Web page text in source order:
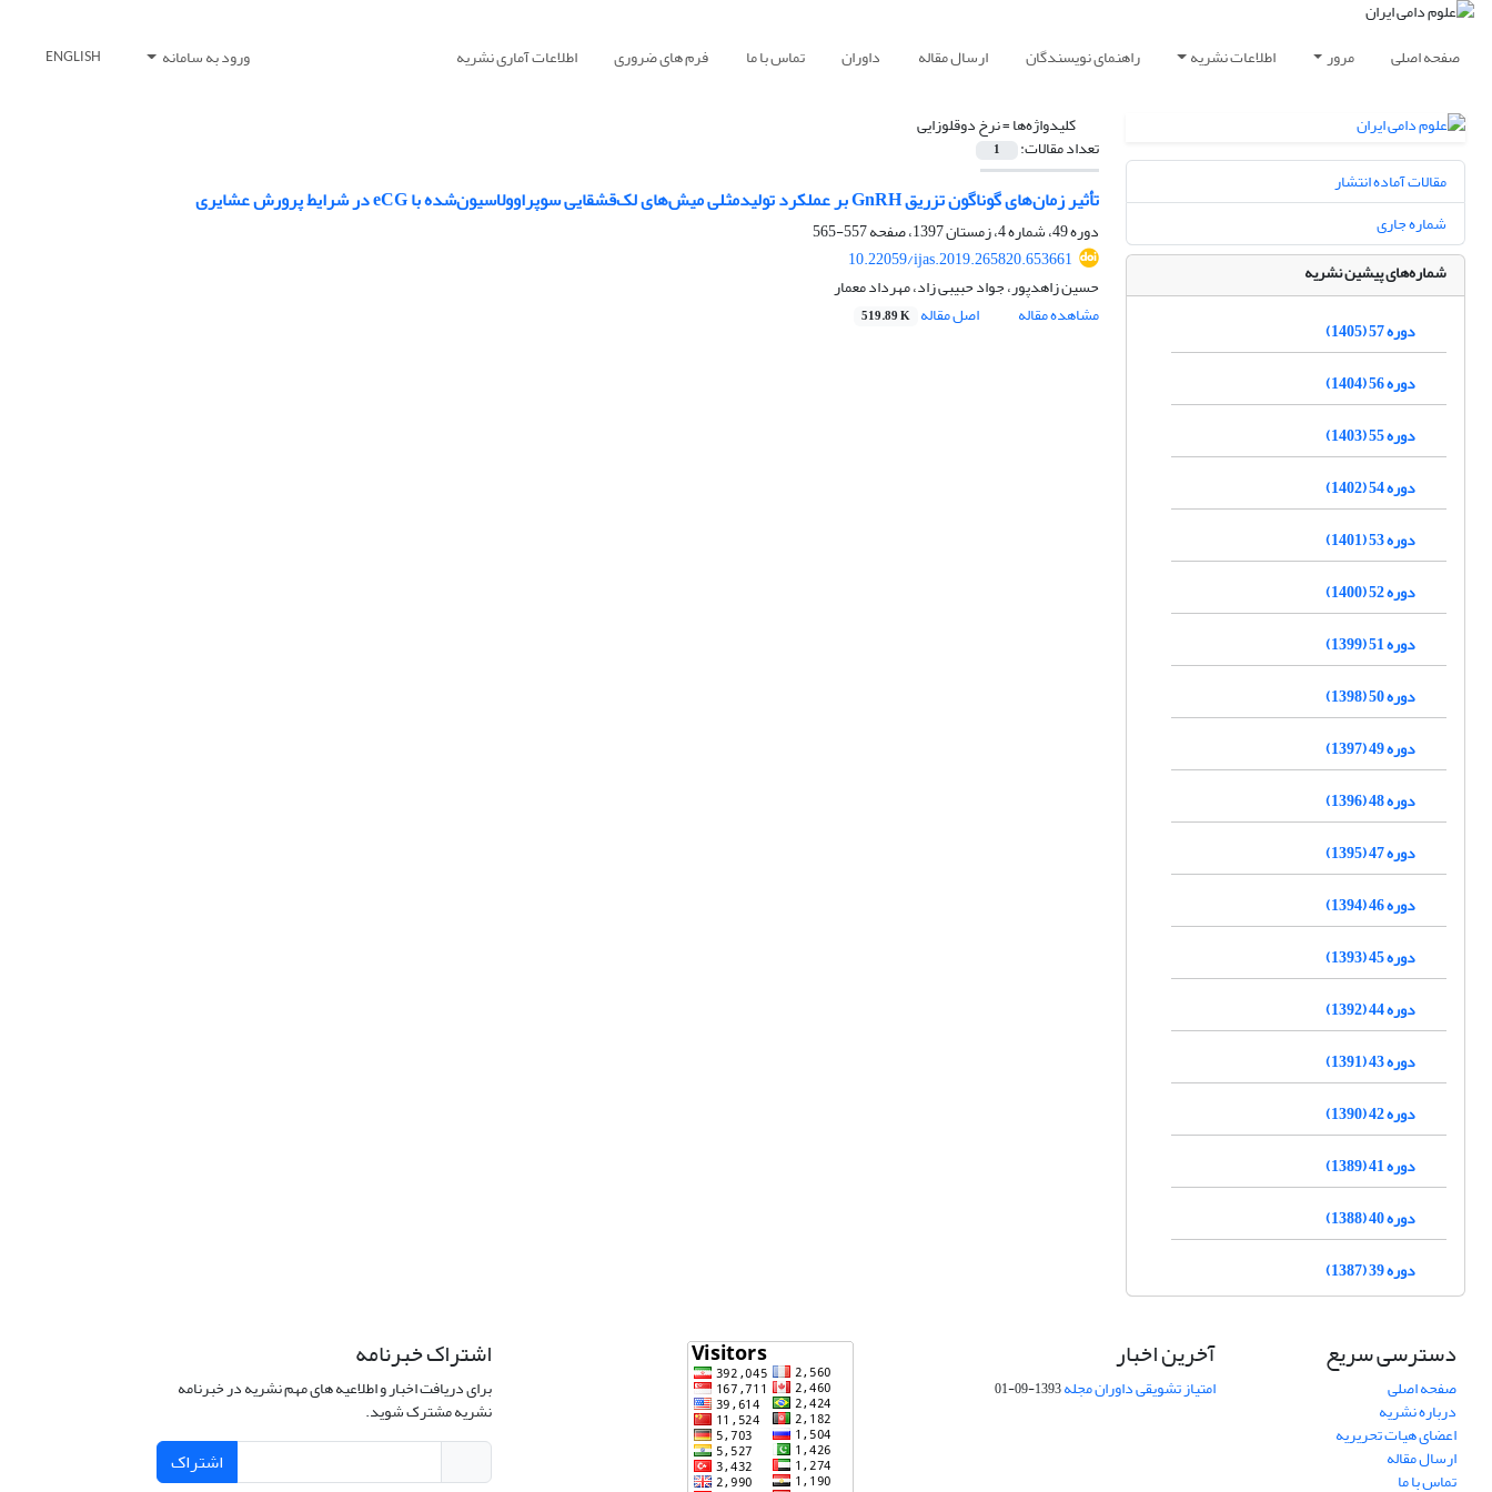
صفحه اصلی مرور اطلاعات نشریه راهنمای نویسندگان ارسال مقاله داوران تماس با ما فرم های ضروری اطلاعات آماری نشریه ورود به سامانه ENGLISH
کلیدواژه‌ها =نرخ دوقلوزایی
تعداد مقالات: 1
تأثیر زمان‌های گوناگون تزریق GnRH بر عملکرد تولیدمثلی میش‌های لک‌قشقایی سوپراوولاسیون‌شده با eCG در شرایط پرورش عشایری
دوره 49، شماره 4، زمستان 1397، صفحه
557-565
10.22059/ijas.2019.265820.653661
حسین زاهدپور، جواد حبیبی زاد، مهرداد معمار
مشاهده مقاله
اصل مقاله 519.89 K
مقالات آماده انتشار
شماره جاری
شماره‌های پیشین نشریه
دوره 57 (1405)
دوره 56 (1404)
دوره 55 (1403)
دوره 54 (1402)
دوره 53 (1401)
دوره 52 (1400)
دوره 51 (1399)
دوره 50 (1398)
دوره 49 (1397)
دوره 48 (1396)
دوره 47 (1395)
دوره 46 (1394)
دوره 45 (1393)
دوره 44 (1392)
دوره 43 (1391)
دوره 42 (1390)
دوره 41 (1389)
دوره 40 (1388)
دوره 39 (1387)
دسترسی سریع
صفحه اصلی
درباره نشریه
اعضای هیات تحریریه
ارسال مقاله
تماس با ما
آخرین اخبار
امتیاز تشویقی داوران مجله1393-09-01
اشتراک خبرنامه
برای دریافت اخبار و اطلاعیه های مهم نشریه در خبرنامه
نشریه مشترک شوید.
اشتراک